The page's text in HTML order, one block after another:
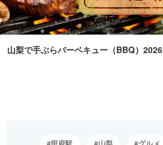
山梨で手ぶらバーベキュー（BBQ）2026